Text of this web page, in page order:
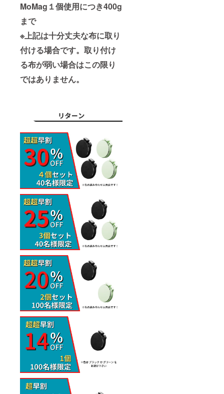
MoMag１個使用につき400g
まで
※上記は十分丈夫な布に取り
付ける場合です。 取り付け
る布が弱い場合はこの限り
ではありません。